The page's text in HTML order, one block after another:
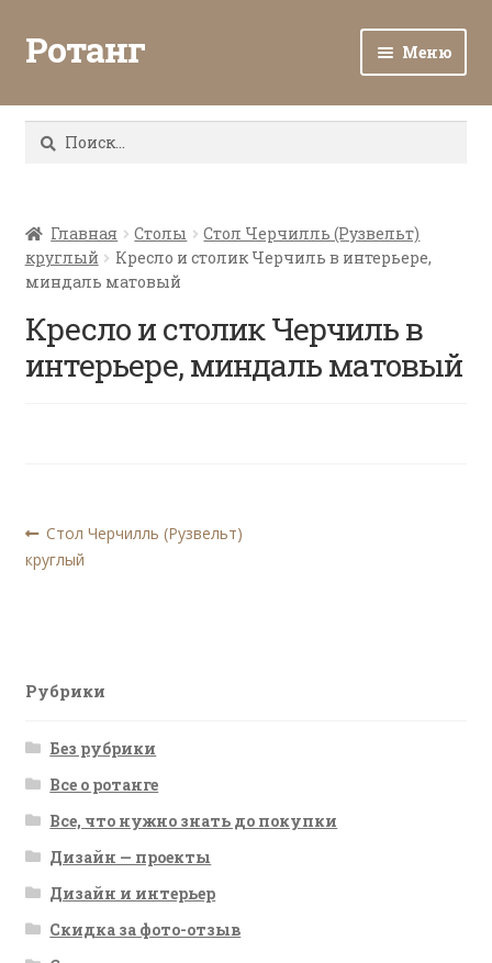
Ротанг Меню
Каталог
Все о ротанге
Ротанг оптом
Контакты
Найти:
Главная Столы
Стол Черчилль (Рузвельт)
круглый
Кресло и столик Черчиль в интерьере,
миндаль матовый
Кресло и столик Черчиль в
интерьере, миндаль матовый
Навигация
по
Предыдущая
запись:
Стол Черчилль (Рузвельт)
круглый
Рубрики
Без рубрики
Все о ротанге
Все, что нужно знать до покупки
Дизайн — проекты
Дизайн и интерьер
Скидка за фото-отзыв